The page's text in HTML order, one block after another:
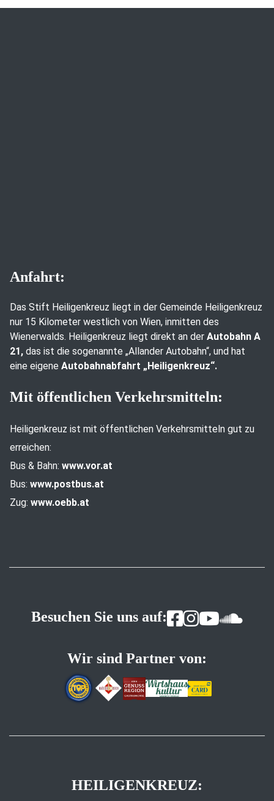
Anfahrt:
Das Stift Heiligenkreuz liegt in der Gemeinde Heiligenkreuz
nur 15 Kilometer westlich von Wien, inmitten des
Wienerwalds. Heiligenkreuz liegt direkt an der Autobahn A
21, das ist die sogenannte „Allander Autobahn“, und hat
eine eigene Autobahnabfahrt „Heiligenkreuz“.
Mit öffentlichen Verkehrsmitteln:
Heiligenkreuz ist mit öffentlichen Verkehrsmitteln gut zu
erreichen:
Bus & Bahn: www.vor.at
Bus: www.postbus.at
Zug: www.oebb.at
Besuchen Sie uns auf:
Wir sind Partner von:
HEILIGENKREUZ: